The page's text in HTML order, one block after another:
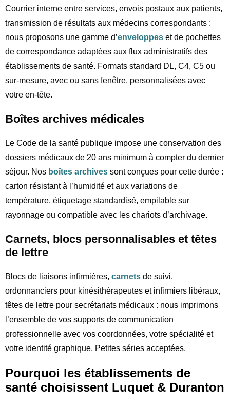
Courrier interne entre services, envois postaux aux patients,
transmission de résultats aux médecins correspondants :
nous proposons une gamme d’enveloppes et de pochettes
de correspondance adaptées aux flux administratifs des
établissements de santé. Formats standard DL, C4, C5 ou
sur-mesure, avec ou sans fenêtre, personnalisées avec
votre en-tête.
Boîtes archives médicales
Le Code de la santé publique impose une conservation des
dossiers médicaux de 20 ans minimum à compter du dernier
séjour. Nos boîtes archives sont conçues pour cette durée :
carton résistant à l’humidité et aux variations de
température, étiquetage standardisé, empilable sur
rayonnage ou compatible avec les chariots d’archivage.
Carnets, blocs personnalisables et têtes
de lettre
Blocs de liaisons infirmières, carnets de suivi,
ordonnanciers pour kinésithérapeutes et infirmiers libéraux,
têtes de lettre pour secrétariats médicaux : nous imprimons
l’ensemble de vos supports de communication
professionnelle avec vos coordonnées, votre spécialité et
votre identité graphique. Petites séries acceptées.
Pourquoi les établissements de
santé choisissent Luquet & Duranton